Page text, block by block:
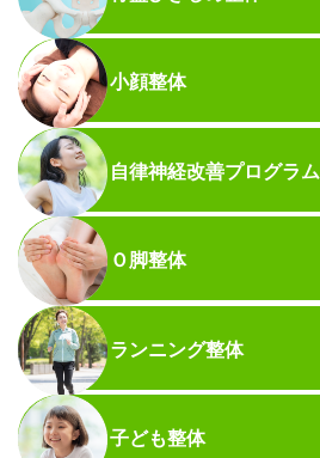
小顔整体
自律神経改善プログラム
Ｏ脚整体
ランニング整体
子ども整体